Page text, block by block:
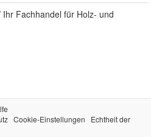
Fachhandel für Holz- und
Cookie-Einstellungen
Echtheit der